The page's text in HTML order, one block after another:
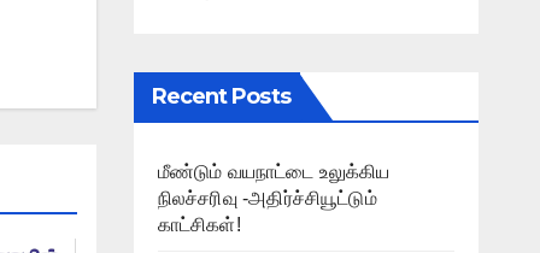
Recent Posts
மீண்டும் வயநாட்டை உலுக்கிய
நிலச்சரிவு -அதிர்ச்சியூட்டும்
காட்சிகள்!